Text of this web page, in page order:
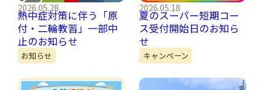
2026.05.28
熱中症対策に伴う「原
付・二輪教習」一部中
止のお知らせ
お知らせ
2026.05.18
夏のスーパー短期コー
ス受付開始日のお知ら
せ
キャンペーン